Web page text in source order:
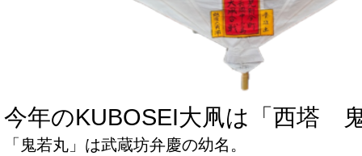
今年のKUBOSEI大凧は「西塔
「鬼若丸」は武蔵坊弁慶の幼名。